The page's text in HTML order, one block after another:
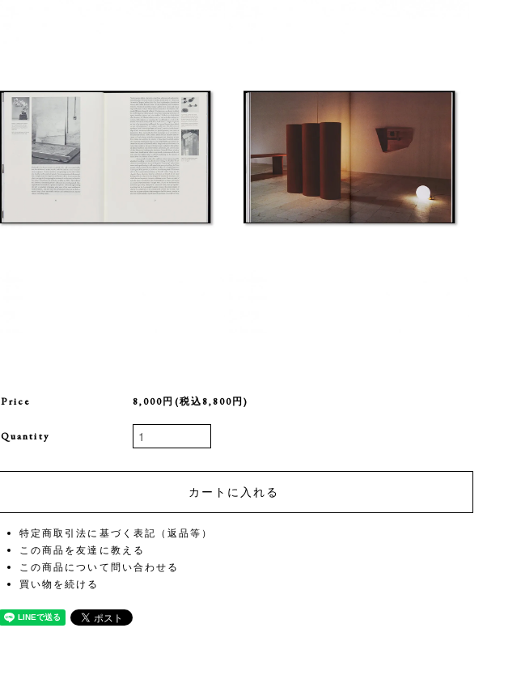
Price 8,000円(税込8,800円)
Quantity
特定商取引法に基づく表記（返品等）
この商品を友達に教える
この商品について問い合わせる
買い物を続ける